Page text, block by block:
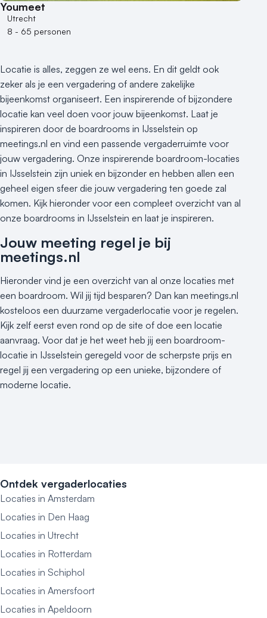
Locaties aan zee
Museum
Varende locatie
Youmeet
Utrecht
8 - 65 personen
Locatie is alles, zeggen ze wel eens. En dit geldt ook
zeker als je een vergadering of andere zakelijke
bijeenkomst organiseert. Een inspirerende of bijzondere
locatie kan veel doen voor jouw bijeenkomst. Laat je
inspireren door de boardrooms in IJsselstein op
meetings.nl en vind een passende vergaderruimte voor
jouw vergadering. Onze inspirerende boardroom-locaties
in IJsselstein zijn uniek en bijzonder en hebben allen een
geheel eigen sfeer die jouw vergadering ten goede zal
komen. Kijk hieronder voor een compleet overzicht van al
onze boardrooms in IJsselstein en laat je inspireren.
Jouw meeting regel je bij
meetings.nl
Hieronder vind je een overzicht van al onze locaties met
een boardroom. Wil jij tijd besparen? Dan kan meetings.nl
kosteloos een duurzame vergaderlocatie voor je regelen.
Kijk zelf eerst even rond op de site of doe een locatie
aanvraag. Voor dat je het weet heb jij een boardroom-
locatie in IJsselstein geregeld voor de scherpste prijs en
regel jij een vergadering op een unieke, bijzondere of
moderne locatie.
Ontdek vergaderlocaties
Locaties in Amsterdam
Locaties in Den Haag
Locaties in Utrecht
Locaties in Rotterdam
Locaties in Schiphol
Locaties in Amersfoort
Locaties in Apeldoorn